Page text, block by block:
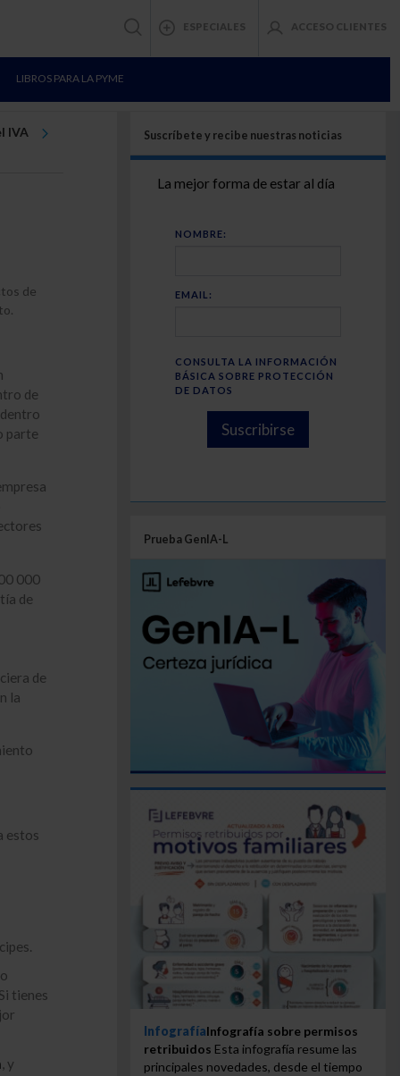
ESPECIALES ACCESO CLIENTES
LIBROS PARA LA PYME
IVA
de
de
parte
000
de
de
la
estos
tienes
, y
Suscríbete y recibe nuestras noticias
La mejor forma de estar al día
NOMBRE:
EMAIL:
CONSULTA LA INFORMACIÓN
BÁSICA SOBRE PROTECCIÓN
DE DATOS
Suscribirse
Prueba GenIA-L
InfografíaInfografía sobre permisos
retribuidos Esta infografía resume las
principales novedades, desde el tiempo